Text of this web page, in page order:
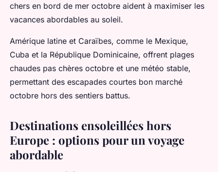
chers en bord de mer octobre aident à maximiser les
vacances abordables au soleil.
Amérique latine et Caraïbes, comme le Mexique,
Cuba et la République Dominicaine, offrent plages
chaudes pas chères octobre et une météo stable,
permettant des escapades courtes bon marché
octobre hors des sentiers battus.
Destinations ensoleillées hors
Europe : options pour un voyage
abordable